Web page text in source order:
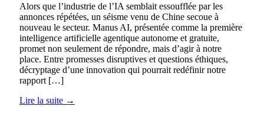
Alors que l’industrie de l’IA semblait essoufflée par les
annonces répétées, un séisme venu de Chine secoue à
nouveau le secteur. Manus AI, présentée comme la première
intelligence artificielle agentique autonome et gratuite,
promet non seulement de répondre, mais d’agir à notre
place. Entre promesses disruptives et questions éthiques,
décryptage d’une innovation qui pourrait redéfinir notre
rapport […]
Lire la suite →